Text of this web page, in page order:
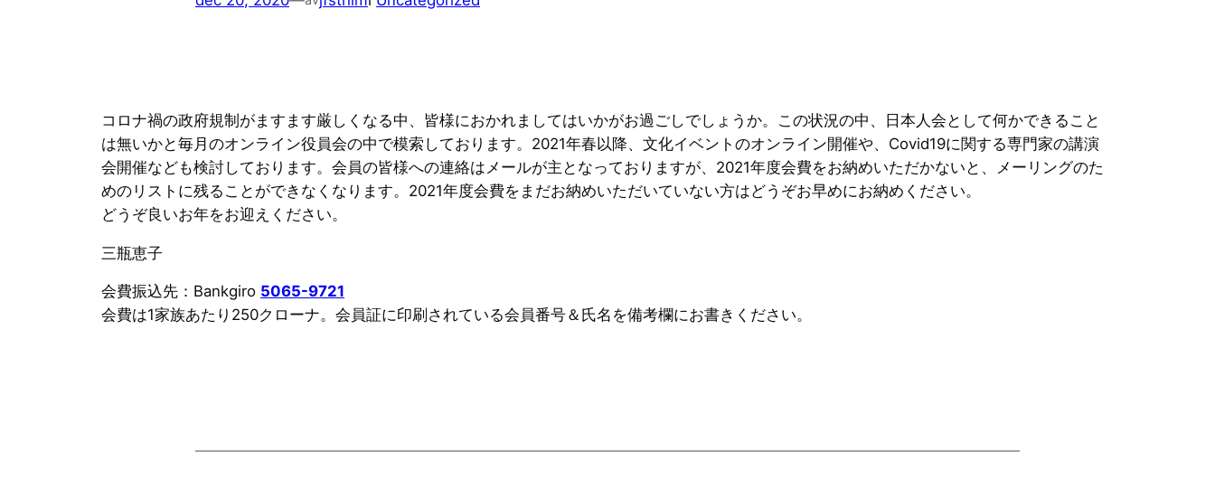
コロナ禍の政府規制がますます厳しくなる中、皆様におかれましてはいかがお過ごしでしょうか。この状況の中、日本人会として何かできること
は無いかと毎月のオンライン役員会の中で模索しております。2021年春以降、文化イベントのオンライン開催や、Covid19に関する専門家の講演
会開催なども検討しております。会員の皆様への連絡はメールが主となっておりますが、2021年度会費をお納めいただかないと、メーリングのた
めのリストに残ることができなくなります。2021年度会費をまだお納めいただいていない方はどうぞお早めにお納めください。
どうぞ良いお年をお迎えください。
三瓶恵子
会費振込先：Bankgiro 5065-9721
会費は1家族あたり250クローナ。会員証に印刷されている会員番号＆氏名を備考欄にお書きください。